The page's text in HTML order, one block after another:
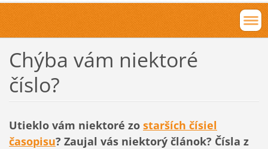
Chýba vám niektoré
číslo?
Utieklo vám niektoré zo starších čísiel
časopisu? Zaujal vás niektorý článok? Čísla z